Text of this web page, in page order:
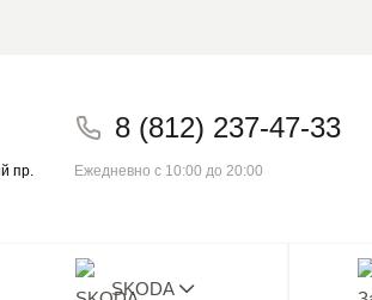
пр.
8 (812) 237-47-33
Ежедневно с 10:00 до 20:00
SKODA